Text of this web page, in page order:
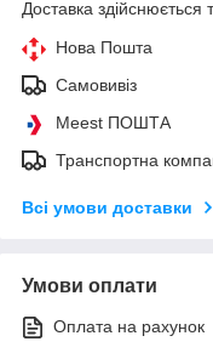
Доставка здійснюється
Нова Пошта
Самовивіз
Meest ПОШТА
Транспортна
Всі умови доставки
Умови оплати
Оплата на рахунок